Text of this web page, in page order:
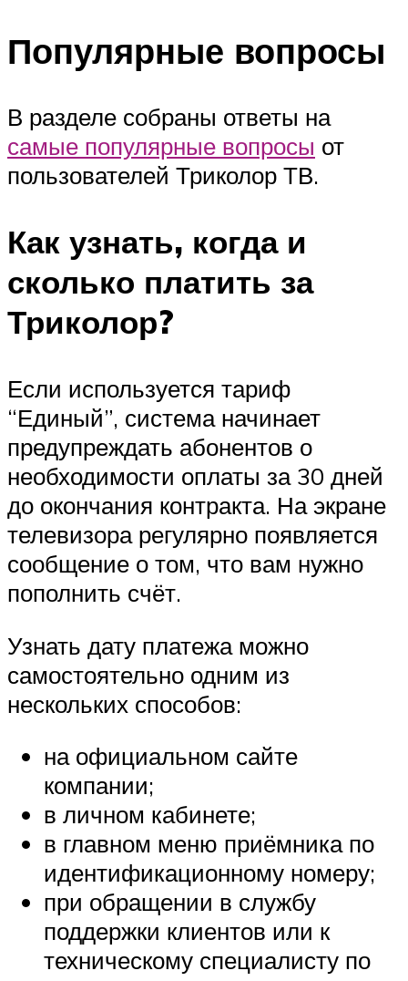
Популярные вопросы
В разделе собраны ответы на
самые популярные вопросы от
пользователей Триколор ТВ.
Как узнать, когда и
сколько платить за
Триколор?
Если используется тариф
“Единый”, система начинает
предупреждать абонентов о
необходимости оплаты за 30 дней
до окончания контракта. На экране
телевизора регулярно появляется
сообщение о том, что вам нужно
пополнить счёт.
Узнать дату платежа можно
самостоятельно одним из
нескольких способов:
на официальном сайте
компании;
в личном кабинете;
в главном меню приёмника по
идентификационному номеру;
при обращении в службу
поддержки клиентов или к
техническому специалисту по